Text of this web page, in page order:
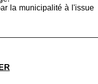
la municipalité à l'issue